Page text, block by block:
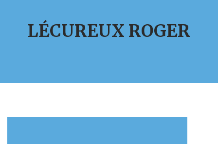
LÉCUREUX ROGER